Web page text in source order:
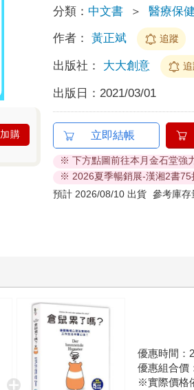
加購
分類： 中文書 ＞ 醫療保健
作者： 黃正斌 追蹤
出版社： 大大創意
出版日： 2021/03/01
立即結帳
※ 下方點圖前往本月金石堂強
※ 2026夏季暢銷展-漢湘2書75
預計 2026/08/10 出貨 參考庫
優惠時間：
優惠組合價
※實際價格